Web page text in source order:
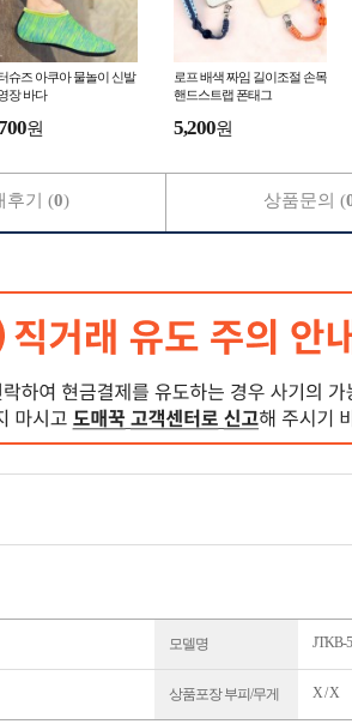
슈즈 아쿠아 물놀이 신발
장 바다
원
로프 배색 짜임 길이조절 손목
핸드스트랩 폰태그
5,200원
모델명 JTKB-
상품포장 부피/무게 X / X
후기 (0) 상품문의 (